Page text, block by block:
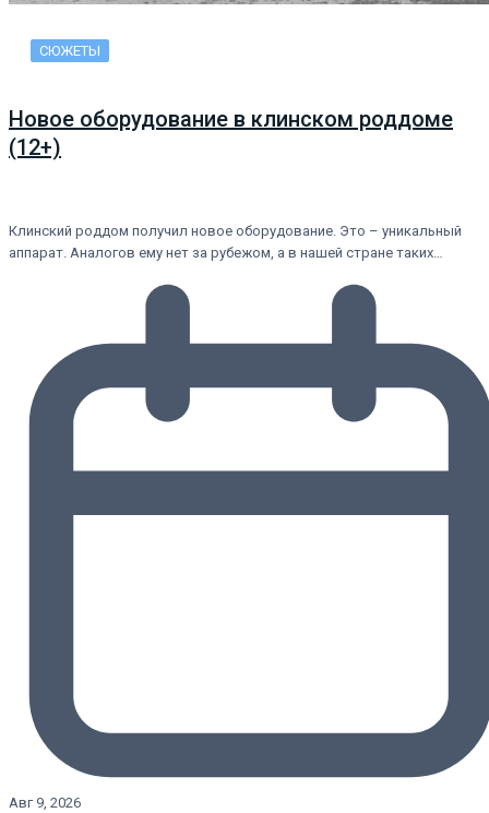
СЮЖЕТЫ
Новое оборудование в клинском роддоме
(12+)
Клинский роддом получил новое оборудование. Это – уникальный
аппарат. Аналогов ему нет за рубежом, а в нашей стране таких…
Авг 9, 2026